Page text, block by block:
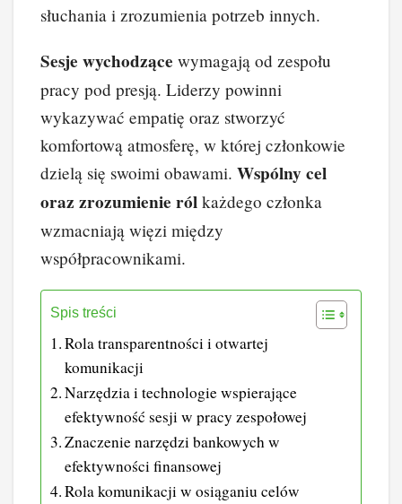
słuchania i zrozumienia potrzeb innych.
Sesje wychodzące wymagają od zespołu
pracy pod presją. Liderzy powinni
wykazywać empatię oraz stworzyć
komfortową atmosferę, w której członkowie
dzielą się swoimi obawami. Wspólny cel
oraz zrozumienie ról każdego członka
wzmacniają więzi między
współpracownikami.
Spis treści
Rola transparentności i otwartej
komunikacji
Narzędzia i technologie wspierające
efektywność sesji w pracy zespołowej
Znaczenie narzędzi bankowych w
efektywności finansowej
Rola komunikacji w osiąganiu celów